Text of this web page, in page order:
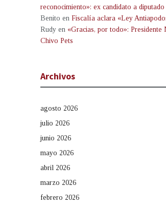
reconocimiento»: ex candidato a
Benito en Fiscalía aclara «Ley
Rudy en «Gracias, por todo»: Presidente
Chivo Pets
Archivos
agosto 2026
julio 2026
junio 2026
mayo 2026
abril 2026
marzo 2026
febrero 2026